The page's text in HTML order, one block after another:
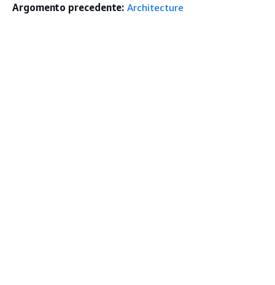
Argomento precedente: Architecture